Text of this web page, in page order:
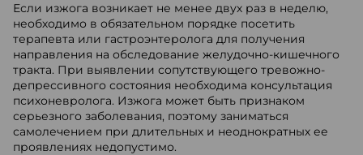
Если изжога возникает не менее двух раз в неделю,
необходимо в обязательном порядке посетить
терапевта или гастроэнтеролога для получения
направления на обследование желудочно-кишечного
тракта. При выявлении сопутствующего тревожно-
депрессивного состояния необходима консультация
психоневролога. Изжога может быть признаком
серьезного заболевания, поэтому заниматься
самолечением при длительных и неоднократных ее
проявлениях недопустимо.